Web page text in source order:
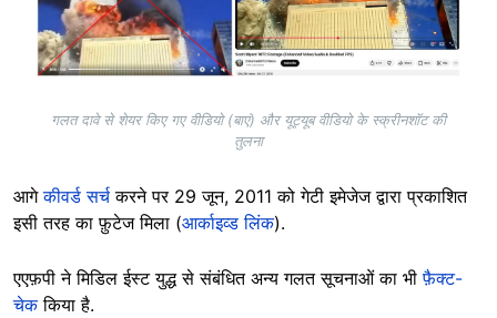
गलत दावे से शेयर किए गए वीडियो (बाएं) और यूट्यूब वीडियो के स्क्रीनशॉट की
तुलना
आगेकीवर्ड सर्च करने पर 29 जून, 2011 को गेटी इमेजेज द्वारा प्रकाशित
इसी तरह का फ़ुटेज मिला (आर्काइव्ड लिंक).
एएफ़पी ने मिडिल ईस्ट युद्ध से संबंधित अन्य गलत सूचनाओं का भीफ़ैक्ट-
चेककिया है.